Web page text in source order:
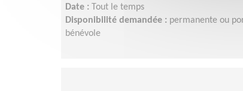
Date :
Tout le temps
Disponibilité demandée : permanente ou
bénévole